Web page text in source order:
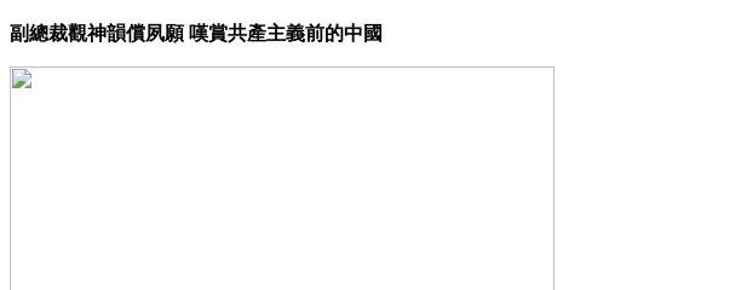
副總裁觀神韻償夙願 嘆賞共產主義前的中國